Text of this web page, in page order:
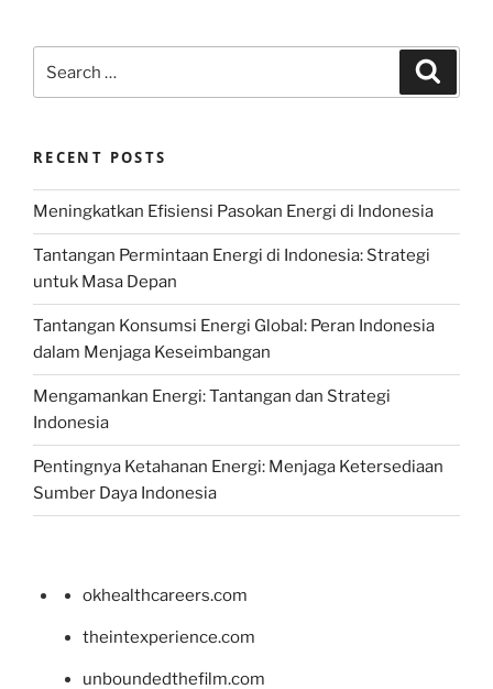
for:
RECENT POSTS
Meningkatkan Efisiensi Pasokan Energi di Indonesia
Tantangan Permintaan Energi di Indonesia: Strategi
untuk Masa Depan
Tantangan Konsumsi Energi Global: Peran Indonesia
dalam Menjaga Keseimbangan
Mengamankan Energi: Tantangan dan Strategi
Indonesia
Pentingnya Ketahanan Energi: Menjaga Ketersediaan
Sumber Daya Indonesia
okhealthcareers.com
theintexperience.com
unboundedthefilm.com